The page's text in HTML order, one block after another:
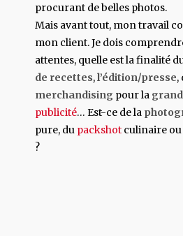
procurant de belles photos.
Mais avant tout, mon travail
mon client. Je dois
attentes, quelle est la finalité
de recettes,l’édition/presse,
merchandising pour la
publicité… Est-ce de la
pure, du packshot culinaire
?